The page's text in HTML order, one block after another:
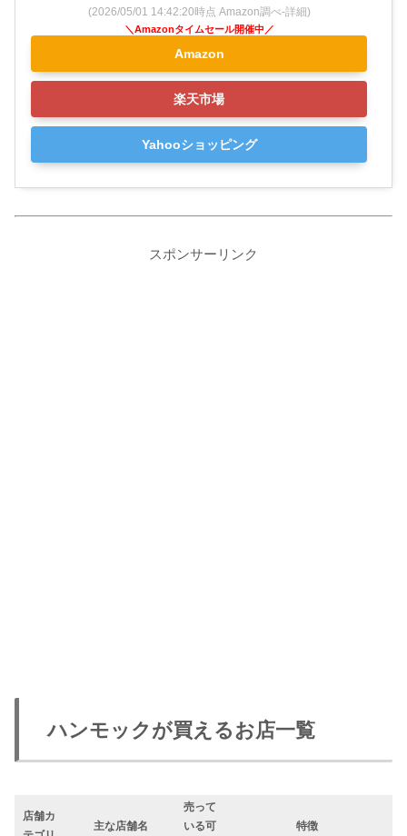
(2026/05/01 14:42:20時点 Amazon調べ-詳細)
Amazon
楽天市場
Yahooショッピング
スポンサーリンク
ハンモックが買えるお店一覧
店舗カ
主な店舗名
売って
いる可
特徴